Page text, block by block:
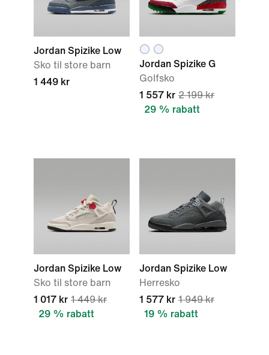
Jordan Spizike Low
Sko til store barn
1 449 kr
Jordan Spizike G
Golfsko
1 557 kr 2 199 kr
29 % rabatt
Jordan Spizike Low
Sko til store barn
1 017 kr 1 449 kr
29 % rabatt
Jordan Spizike Low
Herresko
1 577 kr 1 949 kr
19 % rabatt